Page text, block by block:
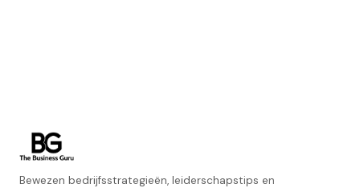
Bewezen bedrijfsstrategieën, leiderschapstips en